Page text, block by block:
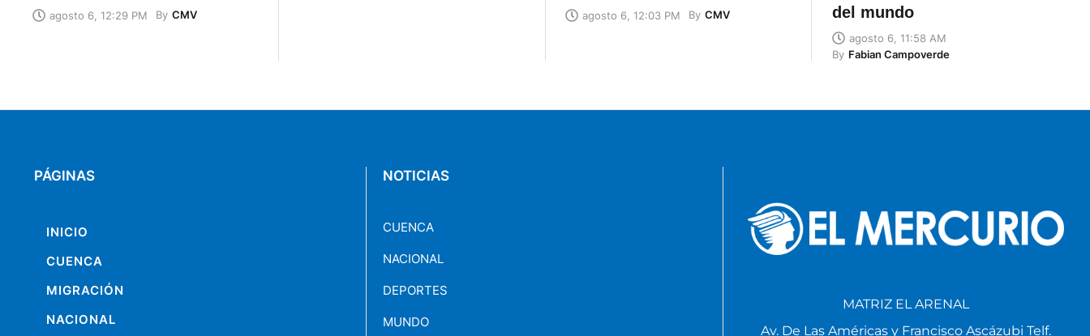
agosto 6, 12:29 PM By CMV agosto 6, 12:03 PM By CMV
del mundo
agosto 6, 11:58 AM
By Fabian Campoverde
PÁGINAS
INICIO
CUENCA
MIGRACIÓN
NACIONAL
NOTICIAS
CUENCA
NACIONAL
DEPORTES
MUNDO
MATRIZ EL ARENAL
Av. De Las Américas y Francisco Ascázubi Telf.